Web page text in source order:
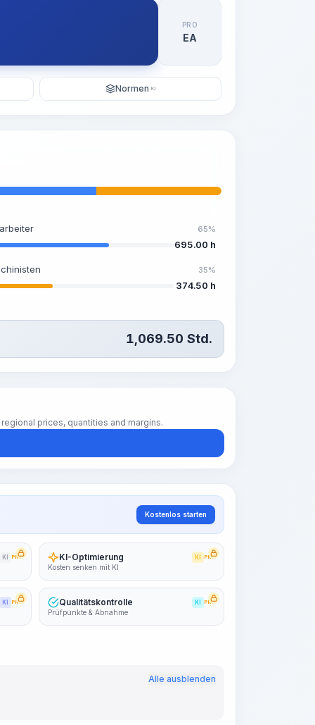
PRO
EA
Normen KI
65%
695.00 h
35%
374.50 h
1,069.50 Std.
prices, quantities and margins.
Kostenlos starten
KI PRO KI-Optimierung KI PRO
Kosten senken mit KI
KI PRO Qualitätskontrolle KI PRO
Prüfpunkte & Abnahme
Alle ausblenden